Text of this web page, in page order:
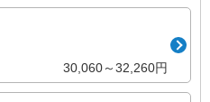
30,060～32,260円